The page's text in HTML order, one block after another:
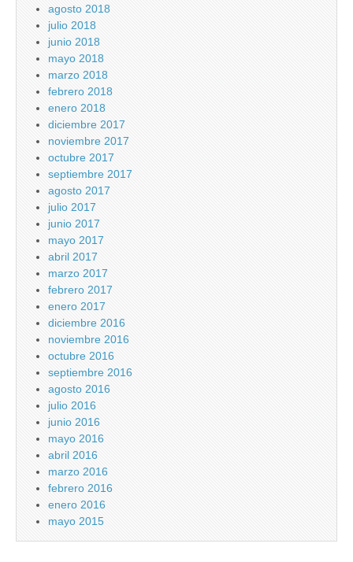
agosto 2018
julio 2018
junio 2018
mayo 2018
marzo 2018
febrero 2018
enero 2018
diciembre 2017
noviembre 2017
octubre 2017
septiembre 2017
agosto 2017
julio 2017
junio 2017
mayo 2017
abril 2017
marzo 2017
febrero 2017
enero 2017
diciembre 2016
noviembre 2016
octubre 2016
septiembre 2016
agosto 2016
julio 2016
junio 2016
mayo 2016
abril 2016
marzo 2016
febrero 2016
enero 2016
mayo 2015